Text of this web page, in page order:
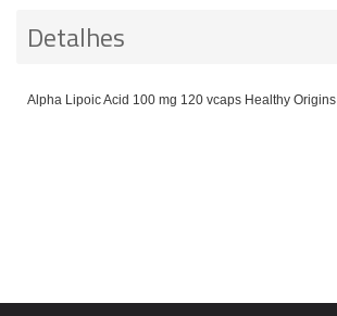
Detalhes
Alpha Lipoic Acid 100 mg 120 vcaps Healthy Origins